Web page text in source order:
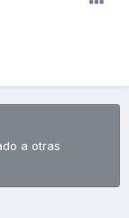
a otras